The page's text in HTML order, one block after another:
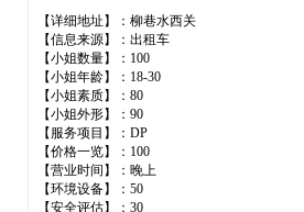
【详细地址】：柳巷水西关
【信息来源】：出租车
【小姐数量】：100
【小姐年龄】：18-30
【小姐素质】：80
【小姐外形】：90
【服务项目】：DP
【价格一览】：100
【营业时间】：晚上
【环境设备】：50
【安全评估】：30